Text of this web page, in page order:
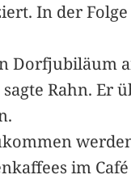
In der
Dorfjubiläum
Rahn. Er
im